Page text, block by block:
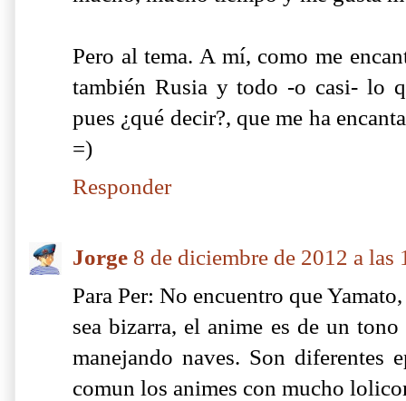
Pero al tema. A mí, como me
también Rusia y todo -o casi- lo
pues ¿qué decir?, que me ha
=)
Responder
Jorge 8 de diciembre de 2012 a las
Para Per: No encuentro que
sea bizarra, el anime es de un
manejando naves. Son diferentes
comun los animes con mucho